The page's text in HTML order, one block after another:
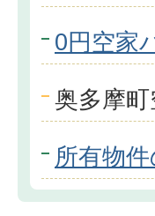
0円空家
奥多摩
所有物